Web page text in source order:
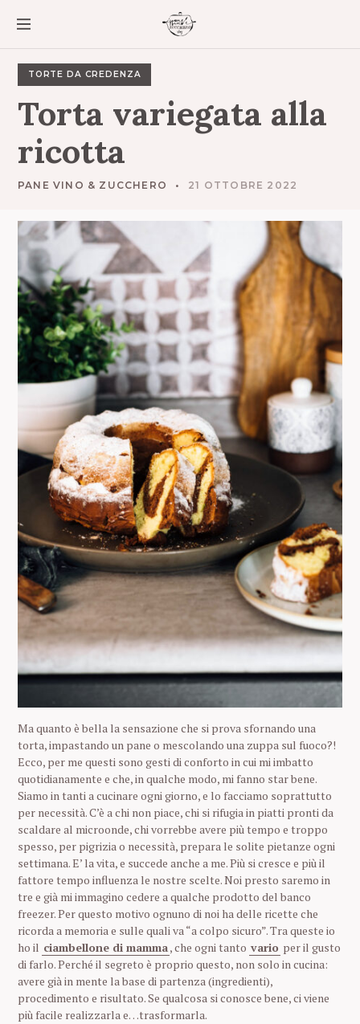
TORTE DA CREDENZA
Torta variegata alla
ricotta
PANE VINO & ZUCCHERO 21 OTTOBRE 2022
Ma quanto è bella la sensazione che si prova sfornando una
torta, impastando un pane o mescolando una zuppa sul fuoco?!
Ecco, per me questi sono gesti di conforto in cui mi imbatto
quotidianamente e che, in qualche modo, mi fanno star bene.
Siamo in tanti a cucinare ogni giorno, e lo facciamo soprattutto
per necessità. C’è a chi non piace, chi si rifugia in piatti pronti da
scaldare al microonde, chi vorrebbe avere più tempo e troppo
spesso, per pigrizia o necessità, prepara le solite pietanze ogni
settimana. E’ la vita, e succede anche a me. Più si cresce e più il
fattore tempo influenza le nostre scelte. Noi presto saremo in
tre e già mi immagino cedere a qualche prodotto del banco
freezer. Per questo motivo ognuno di noi ha delle ricette che
ricorda a memoria e sulle quali va “a colpo sicuro”. Tra queste io
ho il ciambellone di mamma, che ogni tanto vario per il gusto
di farlo. Perché il segreto è proprio questo, non solo in cucina:
avere già in mente la base di partenza (ingredienti),
procedimento e risultato. Se qualcosa si conosce bene, ci viene
più facile realizzarla e…trasformarla.